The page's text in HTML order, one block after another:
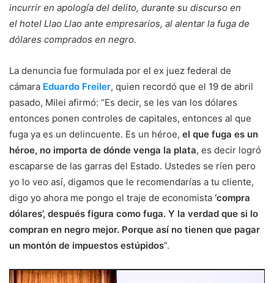
incurrir en apología del delito, durante su discurso en
el hotel Llao Llao ante empresarios, al alentar la fuga de
dólares comprados en negro.
La denuncia fue formulada por el ex juez federal de
cámara Eduardo Freiler, quien recordó que el 19 de abril
pasado, Milei afirmó: “Es decir, se les van los dólares
entonces ponen controles de capitales, entonces al que
fuga ya es un delincuente. Es un héroe, el que fuga es un
héroe, no importa de dónde venga la plata, es decir logró
escaparse de las garras del Estado. Ustedes se ríen pero
yo lo veo así, digamos que le recomendarías a tu cliente,
digo yo ahora me pongo el traje de economista ‘compra
dólares’, después figura como fuga. Y la verdad que si lo
compran en negro mejor. Porque así no tienen que pagar
un montón de impuestos estúpidos”.
Reproductor